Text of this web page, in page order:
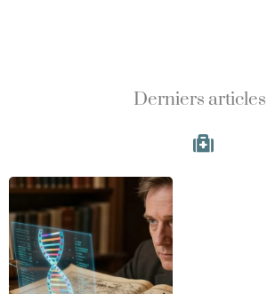
Derniers articles